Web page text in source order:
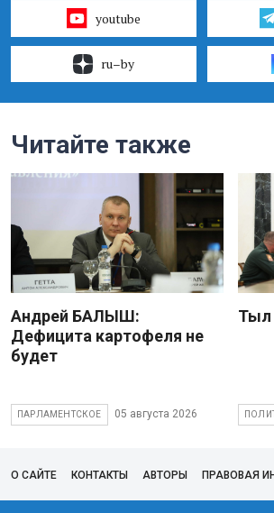
youtube
ru–by
Читайте также
Андрей БАЛЫШ:
Дефицита картофеля не
будет
ПАРЛАМЕНТСКОЕ 05 августа 2026
Тыл
О САЙТЕ КОНТАКТЫ АВТОРЫ ПРАВОВАЯ